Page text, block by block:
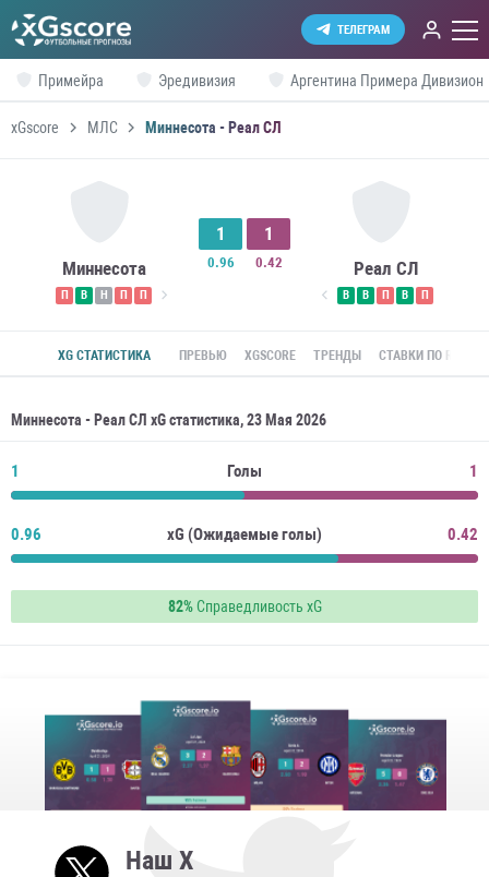
ТЕЛЕГРАМ
Примейра Эредивизия Аргентина Примера Дивизион
xGscore МЛС Миннесота - Реал СЛ
Миннесота
П В Н П П
1
0.96
1
0.42 Реал СЛ
В В П В П
XG СТАТИСТИКА ПРЕВЬЮ XGSCORE ТРЕНДЫ СТАВКИ ПО ROI
Миннесота - Реал СЛ xG статистика, 23 Мая 2026
1 Голы 1
0.96 xG (Ожидаемые голы) 0.42
82%Справедливость xG
Наш X